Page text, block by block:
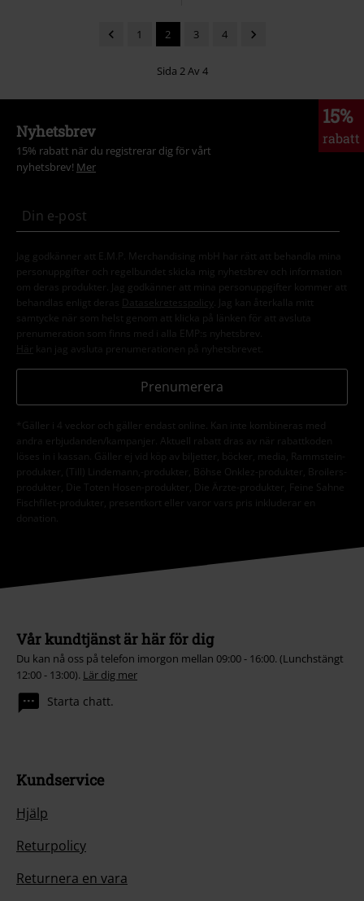
1 2 3 4
Sida 2 Av 4
15%
rabatt
Nyhetsbrev
15% rabatt när du registrerar dig för vårt
nyhetsbrev! Mer
Jag godkänner att E.M.P. Merchandising mbH har rätt att behandla mina
personuppgifter och regelbundet skicka mig nyhetsbrev och information
om deras produkter. Jag godkänner att mina personuppgifter kommer att
behandlas enligt deras
Datasekretesspolicy
. Jag kan återkalla mitt
samtycke när som helst genom att klicka på länken för att avsluta
prenumeration som finns med i alla EMP:s nyhetsbrev.
Här kan jag avsluta prenumerationen på nyhetsbrevet.
Prenumerera
*Gäller i 4 veckor och gäller endast online. Kan inte kombineras med
andra erbjudanden/kampanjer. Aktuell rabatt dras av när rabattkoden
löses in i kassan. Gäller ej vid köp av biljetter, böcker, media, Rammstein-
produkter, (Till) Lindemann,-produkter, Böhse Onklez-produkter, Broilers-
produkter, Die Toten Hosen-produkter, Die Ärzte-produkter, Feine Sahne
Fischfilet-produkter, presentkort eller varor vars pris inkluderar en
donation.
Vår kundtjänst är här för dig
Du kan nå oss på telefon imorgon mellan 09:00 - 16:00. (Lunchstängt
12:00 - 13:00). Lär dig mer
Starta chatt.
Kundservice
Hjälp
Returpolicy
Returnera en vara